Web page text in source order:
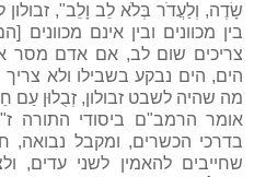
שָׂדֶה, וְלַעֲדֹר בְּלֹא לֵב וָלֵב",
בין מכוונים ובין אינם
צריכים שום לב, אם אדם מסר
הים, הים נבקע בשבילו ולא
מה שהיה לשבט זבולון, זְבֻלוּן עַם
אומר הרמב"ם ביסודי התורה
בדרכי הכשרים, ומקבל נבואה,
שחייבים להאמין לשני עדים,